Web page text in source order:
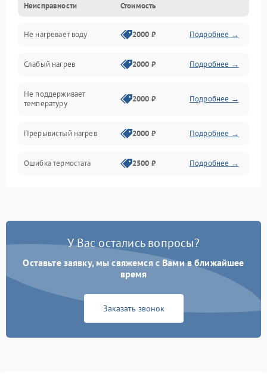
Неисправности Стоимость
Не нагревает воду 2000 ₽ Подробнее →
Слабый нагрев 2000 ₽ Подробнее →
Не поддерживает
температуру
2000 ₽ Подробнее →
Прерывистый нагрев 2000 ₽ Подробнее →
Ошибка термостата 2500 ₽ Подробнее →
У Вас остались вопросы?
Оставьте заявку, мы свяжемся с Вами в ближайшее
время
Заказать звонок